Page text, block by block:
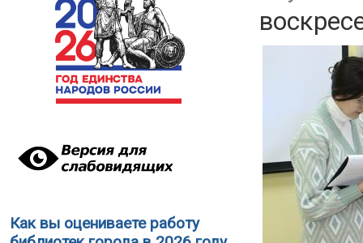
Как вы оцениваете работу